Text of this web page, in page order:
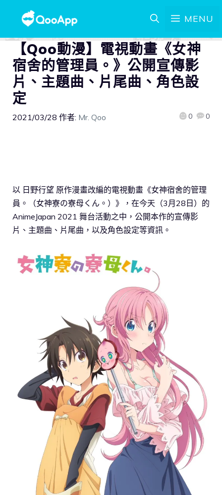
MENU
【Qoo動漫】電視動畫《女神
宿舍的管理員。》公開宣傳影
片、主題曲、片尾曲、角色設
定
2021/03/28 作者: Mr. Qoo 0 0
以 日野行望 原作漫畫改編的電視動畫《女神宿舍的管理
員。（女神寮の寮母くん。）》，在今天（3月28日）的
AnimeJapan 2021 舞台活動之中，公開本作的宣傳影
片、主題曲、片尾曲，以及角色設定等資訊。